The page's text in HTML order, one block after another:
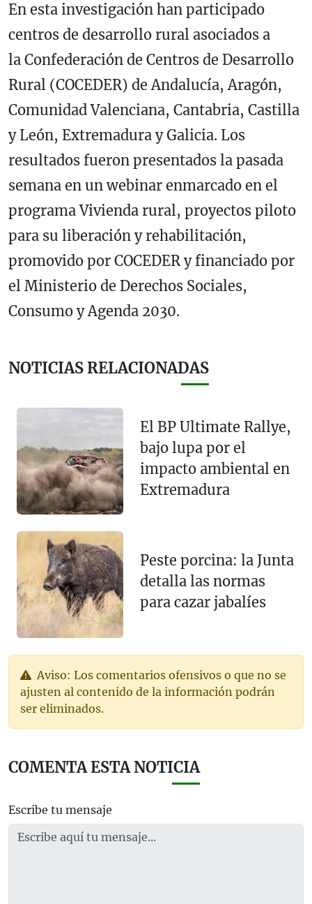
En esta investigación han participado
centros de desarrollo rural asociados a
la Confederación de Centros de Desarrollo
Rural (COCEDER) de Andalucía, Aragón,
Comunidad Valenciana, Cantabria, Castilla
y León, Extremadura y Galicia. Los
resultados fueron presentados la pasada
semana en un webinar enmarcado en el
programa Vivienda rural, proyectos piloto
para su liberación y rehabilitación,
promovido por COCEDER y financiado por
el Ministerio de Derechos Sociales,
Consumo y Agenda 2030.
NOTICIAS RELACIONADAS
El BP Ultimate Rallye,
bajo lupa por el
impacto ambiental en
Extremadura
Peste porcina: la Junta
detalla las normas
para cazar jabalíes
Aviso: Los comentarios ofensivos o que no se
ajusten al contenido de la información podrán
ser eliminados.
COMENTA ESTA NOTICIA
Escribe tu mensaje